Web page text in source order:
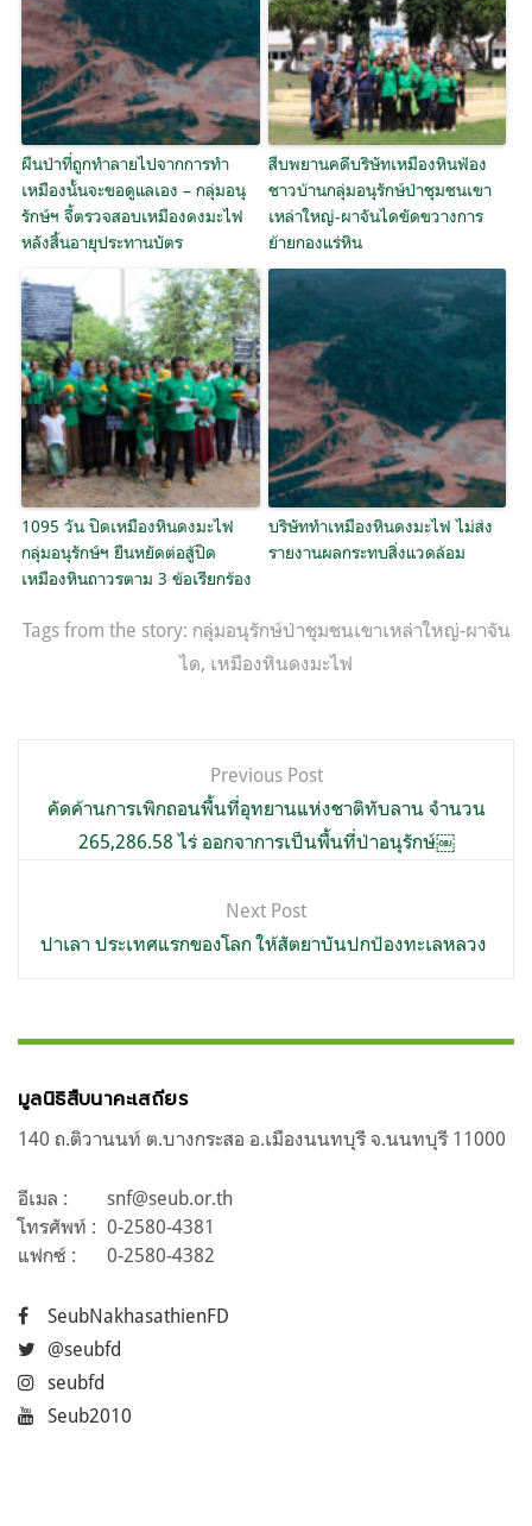
ผืนป่าที่ถูกทำลายไปจากการทำ
เหมืองนั้นจะขอดูแลเอง – กลุ่มอนุ
รักษ์ฯ จี้ตรวจสอบเหมืองดงมะไฟ
หลังสิ้นอายุประทานบัตร
สืบพยานคดีบริษัทเหมืองหินฟ้อง
ชาวบ้านกลุ่มอนุรักษ์ป่าชุมชนเขา
เหล่าใหญ่-ผาจันไดขัดขวางการ
ย้ายกองแร่หิน
1095 วัน ปิดเหมืองหินดงมะไฟ
กลุ่มอนุรักษ์ฯ ยืนหยัดต่อสู้ปิด
เหมืองหินถาวรตาม 3 ข้อเรียกร้อง
บริษัททำเหมืองหินดงมะไฟ ไม่ส่ง
รายงานผลกระทบสิ่งแวดล้อม
Tags from the story: กลุ่มอนุรักษ์ป่าชุมชนเขาเหล่าใหญ่-ผาจัน
ได, เหมืองหินดงมะไฟ
เรื่อง
Previous Post
คัดค้านการเพิกถอนพื้นที่อุทยานแห่งชาติทับลาน จำนวน
265,286.58 ไร่ ออกจาการเป็นพื้นที่ป่าอนุรักษ์￼
Next Post
ปาเลา ประเทศแรกของโลก ให้สัตยาบันปกป้องทะเลหลวง
มูลนิธิสืบนาคะเสถียร
140 ถ.ติวานนท์ ต.บางกระสอ อ.เมืองนนทบุรี จ.นนทบุรี 11000
อีเมล :
snf@seub.or.th
โทรศัพท์ : 0-2580-4381
แฟกซ์ :
0-2580-4382
SeubNakhasathienFD
@seubfd
seubfd
Seub2010